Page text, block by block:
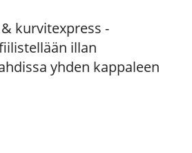
kurvitexpress -
illan
yhden kappaleen